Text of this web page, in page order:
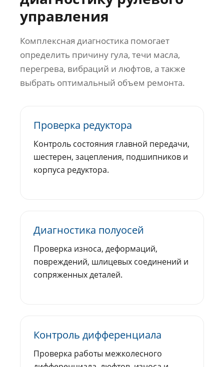
управления
Комплексная диагностика помогает
определить причину гула, течи масла,
перегрева, вибраций и люфтов, а также
выбрать оптимальный объем ремонта.
Проверка редуктора
Контроль состояния главной передачи,
шестерен, зацепления, подшипников и
корпуса редуктора.
Диагностика полуосей
Проверка износа, деформаций,
повреждений, шлицевых соединений и
сопряженных деталей.
Контроль дифференциала
Проверка работы межколесного